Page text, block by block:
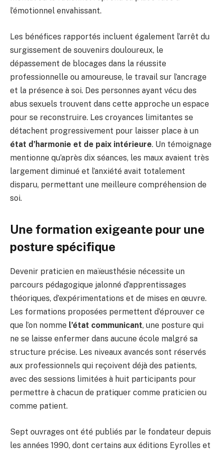
l’émotionnel envahissant.
Les bénéfices rapportés incluent également l’arrêt du
surgissement de souvenirs douloureux, le
dépassement de blocages dans la réussite
professionnelle ou amoureuse, le travail sur l’ancrage
et la présence à soi. Des personnes ayant vécu des
abus sexuels trouvent dans cette approche un espace
pour se reconstruire. Les croyances limitantes se
détachent progressivement pour laisser place à un
état d’harmonie et de paix intérieure. Un témoignage
mentionne qu’après dix séances, les maux avaient très
largement diminué et l’anxiété avait totalement
disparu, permettant une meilleure compréhension de
soi.
Une formation exigeante pour une
posture spécifique
Devenir praticien en maïeusthésie nécessite un
parcours pédagogique jalonné d’apprentissages
théoriques, d’expérimentations et de mises en œuvre.
Les formations proposées permettent d’éprouver ce
que l’on nomme l’état communicant, une posture qui
ne se laisse enfermer dans aucune école malgré sa
structure précise. Les niveaux avancés sont réservés
aux professionnels qui reçoivent déjà des patients,
avec des sessions limitées à huit participants pour
permettre à chacun de pratiquer comme praticien ou
comme patient.
Sept ouvrages ont été publiés par le fondateur depuis
les années 1990, dont certains aux éditions Eyrolles et